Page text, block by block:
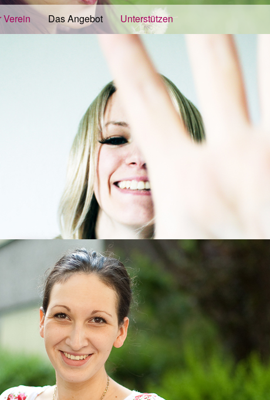
Verein Das Angebot Unterstützen
Betroffene mit Behinderung
Kinder, Jugendliche und Frauen mit einer Behinderung sind häufiger von
Menschen ohne Behinderung. Außerdem befinden sich behinderte
Lebenssituation, die wir in unserer Arbeit berücksichtigen.
Mit freundlicher Unterstützung von filia. die frauenstiftung
Mit freundlicher Unterstützung des Lions Club
und 3. Jahr (s. unter Aktuelles)
Die besondere Situation für Menschen mit Behinderungen
Menschen mit einer Behinderung können sich je nach Art und Schwere
wehren oder gar Hilfe holen. Oftmals sind sie von vielen verschiedenen
sexuelle Übergriffe vornehmen können. Und wenn Kinder, Jugendliche
von ihren Gewalterlebnissen zu berichten, wird ihnen manchmal noch
Jugendlichen und Frauen ohne Behinderung.
Holen Sie sich Hilfe! Nehmen Sie mit uns Kontakt auf!
Die Räumlichkeiten der LAWINE sind bedingt barrierefrei.
Besondere Bedürfnisse von Kindern, jugendlichen Mädchen und Frauen
Lernbehinderung berücksichtigen wir in unserer Beratungsarbeit.
Hier demnächst Text in leichter Sprache...